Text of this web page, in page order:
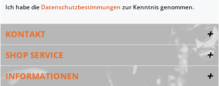
Ich habe die Datenschutzbestimmungen zur Kenntnis genommen.
KONTAKT
SHOP SERVICE
INFORMATIONEN